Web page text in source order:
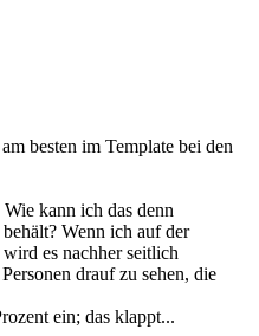
besten im Template bei den
kann ich das denn
Wenn ich auf der
es nachher seitlich
drauf zu sehen, die
ein; das klappt...